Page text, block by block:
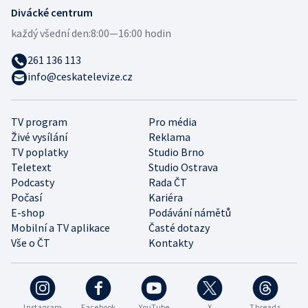
TV program
Pro média
Živé vysílání
Reklama
TV poplatky
Studio Brno
Teletext
Studio Ostrava
Podcasty
Rada ČT
Počasí
Kariéra
E-shop
Podávání námětů
Mobilní a TV aplikace
Časté dotazy
Vše o ČT
Kontakty
Divácké centrum
každý všední den:8:00—16:00 hodin
261 136 113
info@ceskatelevize.cz